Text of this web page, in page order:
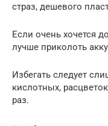
страз, дешевого
Если очень хочется
лучше приколоть
Избегать следует
кислотных,
раз.